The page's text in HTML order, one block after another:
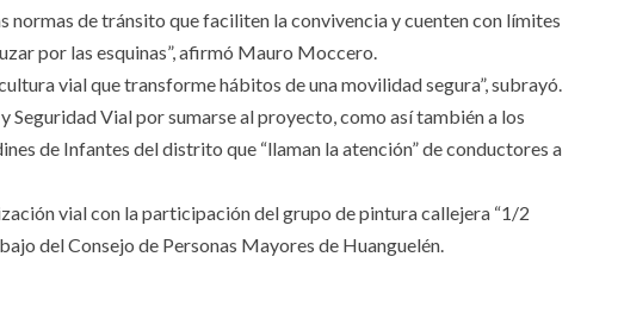
de tránsito que faciliten la convivencia y cuenten con límites
por las esquinas”, afirmó Mauro Moccero.
vial que transforme hábitos de una movilidad segura”, subrayó.
Vial por sumarse al proyecto, como así también a los
de Infantes del distrito que “llaman la atención” de conductores a
vial con la participación del grupo de pintura callejera “1/2
del Consejo de Personas Mayores de Huanguelén.